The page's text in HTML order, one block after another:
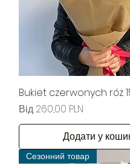
Bukiet czerwonych róż
Від260,00 PLN
За розпродажем
Додати у
Сезонний товар